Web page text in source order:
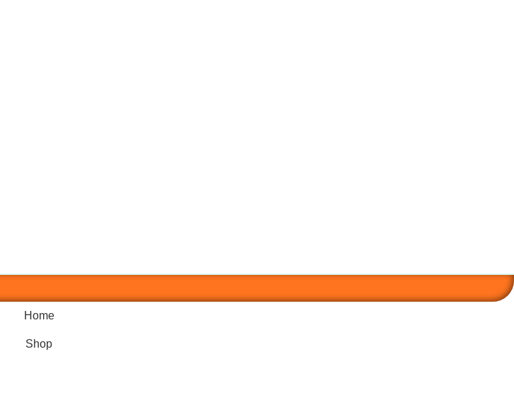
Home
Shop